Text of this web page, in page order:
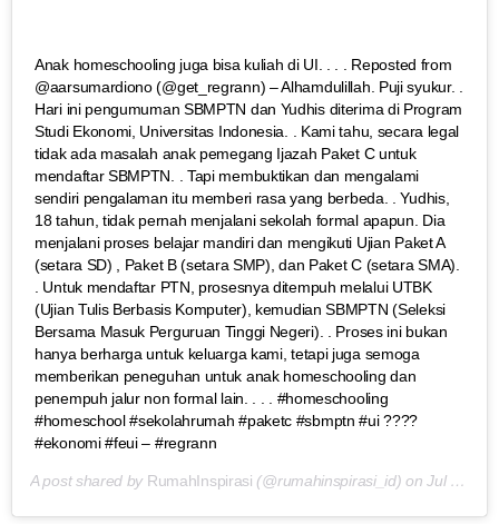
Anak homeschooling juga bisa kuliah di UI. . . . Reposted from
@aarsumardiono (@get_regrann) – Alhamdulillah. Puji syukur. .
Hari ini pengumuman SBMPTN dan Yudhis diterima di Program
Studi Ekonomi, Universitas Indonesia. . Kami tahu, secara legal
tidak ada masalah anak pemegang Ijazah Paket C untuk
mendaftar SBMPTN. . Tapi membuktikan dan mengalami
sendiri pengalaman itu memberi rasa yang berbeda. . Yudhis,
18 tahun, tidak pernah menjalani sekolah formal apapun. Dia
menjalani proses belajar mandiri dan mengikuti Ujian Paket A
(setara SD) , Paket B (setara SMP), dan Paket C (setara SMA).
. Untuk mendaftar PTN, prosesnya ditempuh melalui UTBK
(Ujian Tulis Berbasis Komputer), kemudian SBMPTN (Seleksi
Bersama Masuk Perguruan Tinggi Negeri). . Proses ini bukan
hanya berharga untuk keluarga kami, tetapi juga semoga
memberikan peneguhan untuk anak homeschooling dan
penempuh jalur non formal lain. . . . #homeschooling
#homeschool #sekolahrumah #paketc #sbmptn #ui ????
#ekonomi #feui – #regrann
A post shared by RumahInspirasi (@rumahinspirasi_id) onJul 9, 2019 at 1:43am PDT